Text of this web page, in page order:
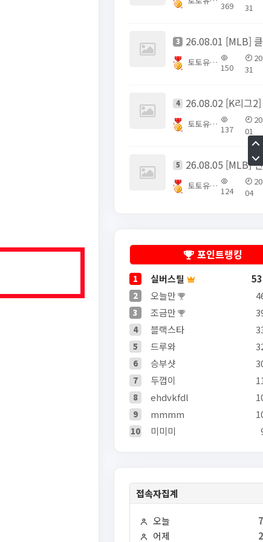
369
31
3
토토유픽스터 150
31
4
토토유픽스터 137
01
5
토토유픽스터 124
04
포인트랭킹
1 실버스틸
2 오늘만
3 조금만
4 블랙스타
5 드루와
6 승부샷
7 두껍이
8 ehdvkfdl
9 mmmm
10 미미미
접속자집계
오늘
어제